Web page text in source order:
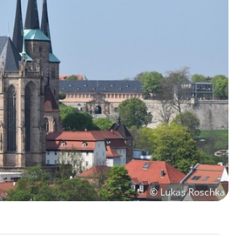
© Lukas Roschka